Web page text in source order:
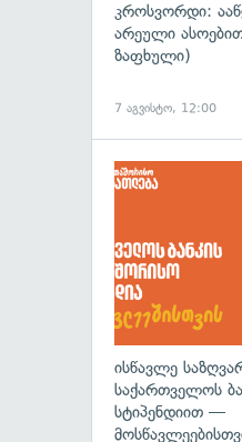
კროსვორდი:
არეული
ზაფხული)
7 აგვისტო, 12:00
ისწავლე
საქართველოს
სტიპენდიით —